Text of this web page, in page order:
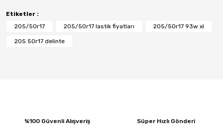
Etiketler :
205/50r17
205/50r17 lastik fiyatları 205/50r17 93w xl
205 50r17 delinte
%100 Güvenli Alışveriş Süper Hızlı Gönderi